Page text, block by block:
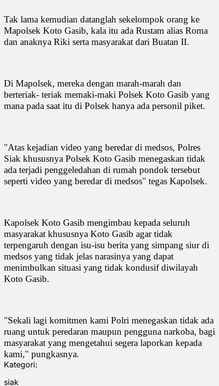
Tak lama kemudian datanglah sekelompok orang ke
Mapolsek Koto Gasib, kala itu ada Rustam alias Roma
dan anaknya Riki serta masyarakat dari Buatan II.
Di Mapolsek, mereka dengan marah-marah dan
berteriak- teriak memaki-maki Polsek Koto Gasib yang
mana pada saat itu di Polsek hanya ada personil piket.
"Atas kejadian video yang beredar di medsos, Polres
Siak khususnya Polsek Koto Gasib menegaskan tidak
ada terjadi penggeledahan di rumah pondok tersebut
seperti video yang beredar di medsos" tegas Kapolsek.
Kapolsek Koto Gasib mengimbau kepada seluruh
masyarakat khususnya Koto Gasib agar tidak
terpengaruh dengan isu-isu berita yang simpang siur di
medsos yang tidak jelas narasinya yang dapat
menimbulkan situasi yang tidak kondusif diwilayah
Koto Gasib.
"Sekali lagi komitmen kami Polri menegaskan tidak ada
ruang untuk peredaran maupun pengguna narkoba, bagi
masyarakat yang mengetahui segera laporkan kepada
kami," pungkasnya.
Kategori:
siak